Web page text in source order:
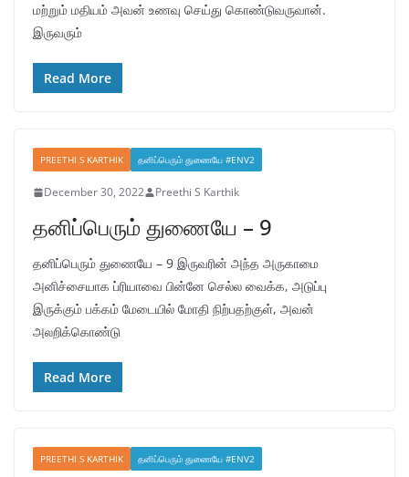
மற்றும் மதியம் அவன் உணவு செய்து கொண்டுவருவான்.
இருவரும்
Read More
PREETHI S KARTHIK தனிப்பெரும் துணையே #ENV2
December 30, 2022 Preethi S Karthik
தனிப்பெரும் துணையே – 9
தனிப்பெரும் துணையே – 9 இருவரின் அந்த அருகாமை
அனிச்சையாக ப்ரியாவை பின்னே செல்ல வைக்க, அடுப்பு
இருக்கும் பக்கம் மேடையில் மோதி நிற்பதற்குள், அவன்
அலறிக்கொண்டு
Read More
PREETHI S KARTHIK தனிப்பெரும் துணையே #ENV2